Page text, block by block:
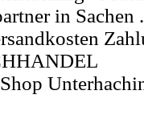
in Sachen